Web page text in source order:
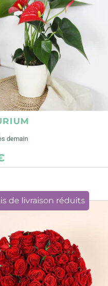
demain
de livraison réduits